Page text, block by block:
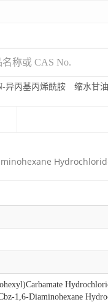
异丙基丙烯酰胺 缩水甘油
1,6-Diaminohexane